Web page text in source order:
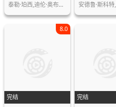
泰勒·珀西,迪伦·奥布莱恩,霍兰·罗登…
完结
8.0
完结